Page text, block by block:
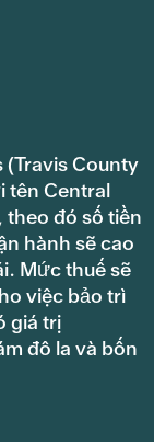
(Travis County
tên Central
theo đó số tiền
hành sẽ cao
Mức thuế sẽ
việc bảo trì
giá trị
đô la và bốn